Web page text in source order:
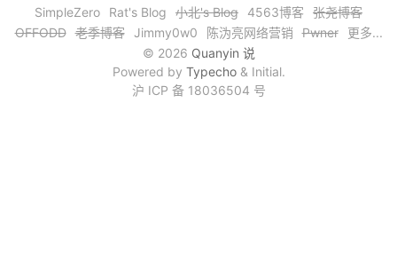
友情链接
赞赏与支持
SimpleZero
Rat's Blog 小北's Blog 4563博客
张尧博客
OFFODD 老季博客 Jimmy0w0 陈沩亮网络营销 Pwner
更多...
© 2026 Quanyin 说
Powered by Typecho& Initial.
沪 ICP 备 18036504 号